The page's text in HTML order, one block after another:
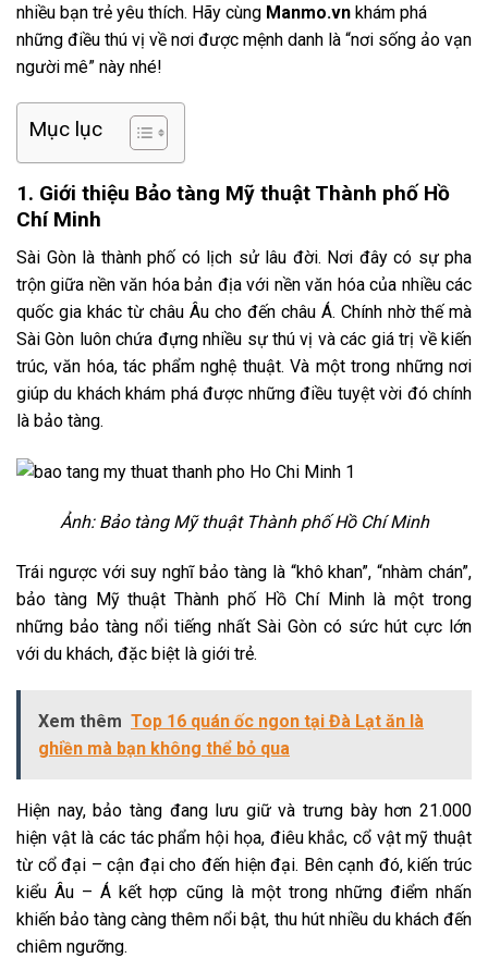
nhiều bạn trẻ yêu thích. Hãy cùng Manmo.vn khám phá
những điều thú vị về nơi được mệnh danh là “nơi sống ảo vạn
người mê” này nhé!
Mục lục
1. Giới thiệu Bảo tàng Mỹ thuật Thành phố Hồ
Chí Minh
Sài Gòn là thành phố có lịch sử lâu đời. Nơi đây có sự pha
trộn giữa nền văn hóa bản địa với nền văn hóa của nhiều các
quốc gia khác từ châu Âu cho đến châu Á. Chính nhờ thế mà
Sài Gòn luôn chứa đựng nhiều sự thú vị và các giá trị về kiến
trúc, văn hóa, tác phẩm nghệ thuật. Và một trong những nơi
giúp du khách khám phá được những điều tuyệt vời đó chính
là bảo tàng.
Ảnh: Bảo tàng Mỹ thuật Thành phố Hồ Chí Minh
Trái ngược với suy nghĩ bảo tàng là “khô khan”, “nhàm chán”,
bảo tàng Mỹ thuật Thành phố Hồ Chí Minh là một trong
những bảo tàng nổi tiếng nhất Sài Gòn có sức hút cực lớn
với du khách, đặc biệt là giới trẻ.
Xem thêm Top 16 quán ốc ngon tại Đà Lạt ăn là
ghiền mà bạn không thể bỏ qua
Hiện nay, bảo tàng đang lưu giữ và trưng bày hơn 21.000
hiện vật là các tác phẩm hội họa, điêu khắc, cổ vật mỹ thuật
từ cổ đại – cận đại cho đến hiện đại. Bên cạnh đó, kiến trúc
kiểu Âu – Á kết hợp cũng là một trong những điểm nhấn
khiến bảo tàng càng thêm nổi bật, thu hút nhiều du khách đến
chiêm ngưỡng.